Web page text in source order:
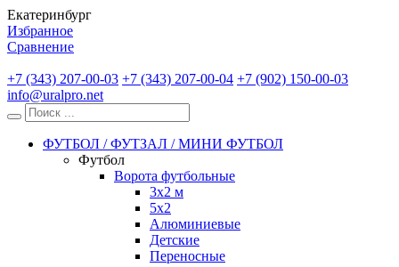
Екатеринбург
Избранное
Сравнение
+7 (343) 207-00-03 +7 (343) 207-00-04 +7 (902) 150-00-03
info@uralpro.net
ФУТБОЛ / ФУТЗАЛ / МИНИ ФУТБОЛ
Футбол
Ворота футбольные
3х2 м
5х2
Алюминиевые
Детские
Переносные